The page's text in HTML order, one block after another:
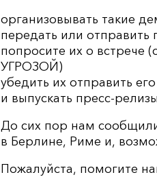
организовывать такие
передать или отправить
попросите их о
УГРОЗОЙ)
убедить их отправить
и выпускать пресс-
До сих пор нам
в Берлине, Риме и,
Пожалуйста, помогите